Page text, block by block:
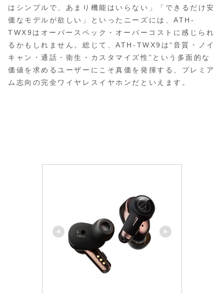
はシンプルで、あまり機能はいらない」「できるだけ安
価なモデルが欲しい」といったニーズには、ATH-
TWX9はオーバースペック・オーバーコストに感じられ
るかもしれません。総じて、ATH-TWX9は“音質・ノイ
キャン・通話・衛生・カスタマイズ性”という多面的な
価値を求めるユーザーにこそ真価を発揮する、プレミア
ム志向の完全ワイヤレスイヤホンだといえます。